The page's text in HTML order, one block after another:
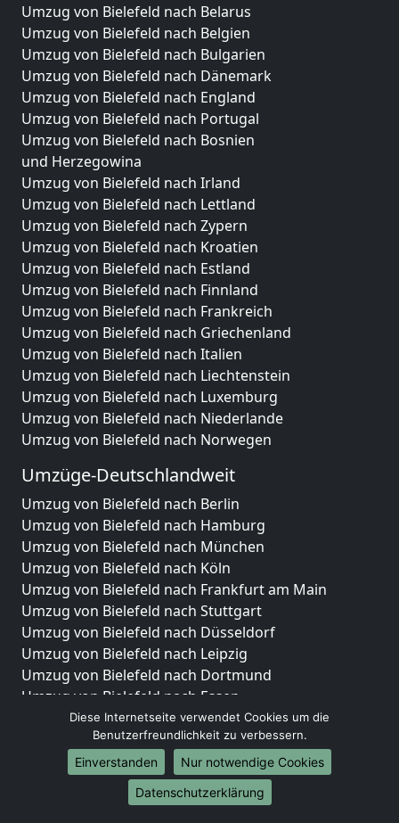
Umzug von Bielefeld nach Belarus
Umzug von Bielefeld nach Belgien
Umzug von Bielefeld nach Bulgarien
Umzug von Bielefeld nach Dänemark
Umzug von Bielefeld nach England
Umzug von Bielefeld nach Portugal
Umzug von Bielefeld nach Bosnien
und Herzegowina
Umzug von Bielefeld nach Irland
Umzug von Bielefeld nach Lettland
Umzug von Bielefeld nach Zypern
Umzug von Bielefeld nach Kroatien
Umzug von Bielefeld nach Estland
Umzug von Bielefeld nach Finnland
Umzug von Bielefeld nach Frankreich
Umzug von Bielefeld nach Griechenland
Umzug von Bielefeld nach Italien
Umzug von Bielefeld nach Liechtenstein
Umzug von Bielefeld nach Luxemburg
Umzug von Bielefeld nach Niederlande
Umzug von Bielefeld nach Norwegen
Umzüge-Deutschlandweit
Umzug von Bielefeld nach Berlin
Umzug von Bielefeld nach Hamburg
Umzug von Bielefeld nach München
Umzug von Bielefeld nach Köln
Umzug von Bielefeld nach Frankfurt am Main
Umzug von Bielefeld nach Stuttgart
Umzug von Bielefeld nach Düsseldorf
Umzug von Bielefeld nach Leipzig
Umzug von Bielefeld nach Dortmund
Umzug von Bielefeld nach Essen
Umzug von Bielefeld nach Bremen
Umzug von Bielefeld nach Dresden
Umzug von Bielefeld nach Hannover
Umzug von Bielefeld nach Nürnberg
Umzug von Bielefeld nach Duisburg
Diese Internetseite verwendet Cookies um die
Benutzerfreundlichkeit zu verbessern.
Einverstanden
Nur notwendige Cookies
Datenschutzerklärung